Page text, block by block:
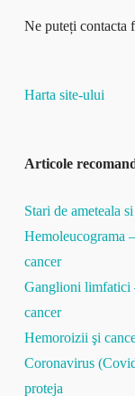
Ne puteți contacta
Harta site-ului
Articole
Stari de ameteala
Hemoleucograma
cancer
Ganglioni limfatici
cancer
Hemoroizii şi
Coronavirus
proteja